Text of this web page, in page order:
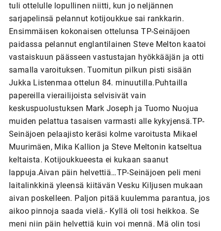
tuli ottelulle lopullinen niitti, kun jo neljännen
sarjapelinsä pelannut kotijoukkue sai rankkarin.
Ensimmäisen kokonaisen ottelunsa TP-Seinäjoen
paidassa pelannut englantilainen Steve Melton kaatoi
vastaiskuun päässeen vastustajan hyökkääjän ja otti
samalla varoituksen. Tuomitun pilkun pisti sisään
Jukka Listenmaa ottelun 84. minuutilla.Puhtailla
papereilla vierailijoista selvisivät vain
keskuspuolustuksen Mark Joseph ja Tuomo Nuojua
muiden pelattua tasaisen varmasti alle kykyjensä.TP-
Seinäjoen pelaajisto keräsi kolme varoitusta Mikael
Muurimäen, Mika Kallion ja Steve Meltonin katseltua
keltaista. Kotijoukkueesta ei kukaan saanut
lappuja.Aivan päin helvettiä…TP-Seinäjoen peli meni
laitalinkkinä yleensä kiitävän Vesku Kiljusen mukaan
aivan poskelleen. Paljon pitää kuulemma parantua, jos
aikoo pinnoja saada vielä.- Kyllä oli tosi heikkoa. Se
meni niin päin helvettiä kuin voi mennä. Mä olin tosi